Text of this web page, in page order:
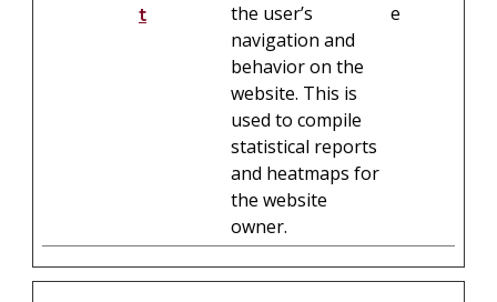
t
the user’s
navigation and
behavior on the
website. This is
used to compile
statistical reports
and heatmaps for
the website
owner.
e